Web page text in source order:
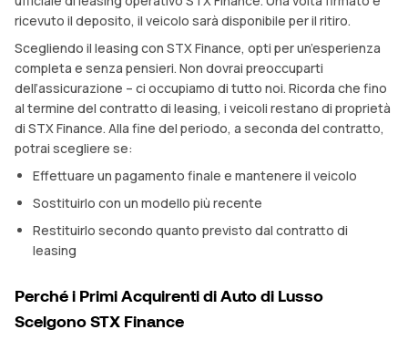
ricevuto il deposito, il veicolo sarà disponibile per il ritiro.
Scegliendo il leasing con STX Finance, opti per un’esperienza
completa e senza pensieri. Non dovrai preoccuparti
dell’assicurazione – ci occupiamo di tutto noi. Ricorda che fino
al termine del contratto di leasing, i veicoli restano di proprietà
di STX Finance. Alla fine del periodo, a seconda del contratto,
potrai scegliere se:
Effettuare un pagamento finale e mantenere il veicolo
Sostituirlo con un modello più recente
Restituirlo secondo quanto previsto dal contratto di
leasing
Perché i Primi Acquirenti di Auto di Lusso
Scelgono STX Finance